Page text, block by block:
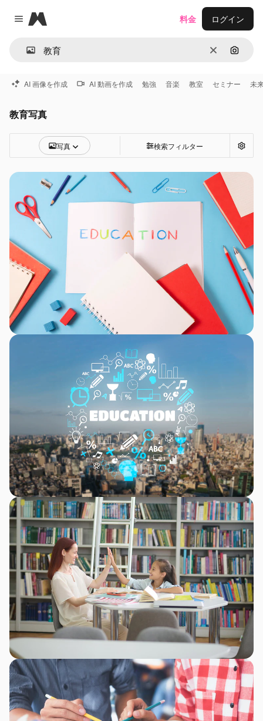
Close menu
Magnific
消去 画像で
料金 ログイン
AI 画像を作成 AI 動画を作成 勉強 音楽 教室 セミナー 未
教育写真
写真 検索フィルター